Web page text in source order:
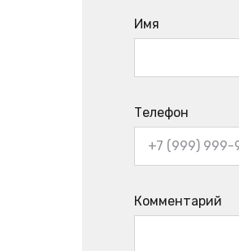
Имя
Телефон
Комментарий